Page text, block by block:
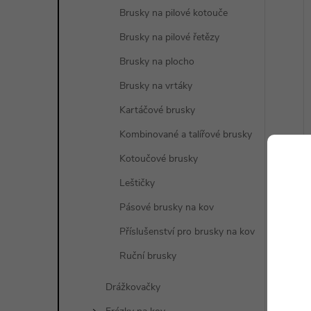
Brusky na pilové kotouče
Brusky na pilové řetězy
Brusky na plocho
Brusky na vrtáky
Kartáčové brusky
Kombinované a talířové brusky
Kotoučové brusky
Leštičky
Pásové brusky na kov
Příslušenství pro brusky na kov
Ruční brusky
Drážkovačky